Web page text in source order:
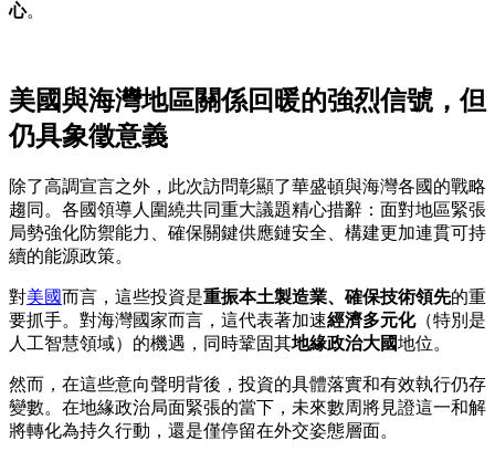
心。
美國與海灣地區關係回暖的強烈信號，但
仍具象徵意義
除了高調宣言之外，此次訪問彰顯了華盛頓與海灣各國的戰略
趨同。各國領導人圍繞共同重大議題精心措辭：面對地區緊張
局勢強化防禦能力、確保關鍵供應鏈安全、構建更加連貫可持
續的能源政策。
對美國而言，這些投資是重振本土製造業、確保技術領先的重
要抓手。對海灣國家而言，這代表著加速經濟多元化（特別是
人工智慧領域）的機遇，同時鞏固其地緣政治大國地位。
然而，在這些意向聲明背後，投資的具體落實和有效執行仍存
變數。在地緣政治局面緊張的當下，未來數周將見證這一和解
將轉化為持久行動，還是僅停留在外交姿態層面。